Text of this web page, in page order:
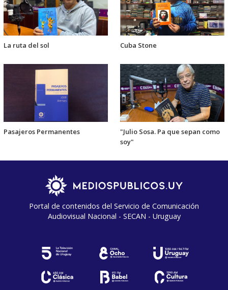
La ruta del sol Cuba Stone
Pasajeros Permanentes
"Julio Sosa. Pa que sepan como
soy"
Portal de contenidos del Servicio de Comunicación
Audiovisual Nacional - SECAN - Uruguay